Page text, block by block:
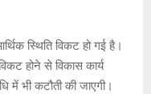
स्थिति विकट हो गई है।
होने से विकास कार्य
में भी कटौती की जाएगी।